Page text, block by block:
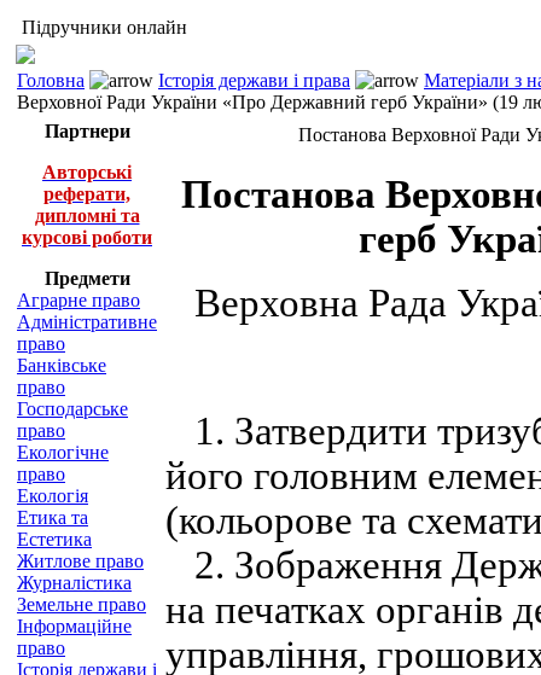
Підручники онлайн
Головна Історія держави і права
Матеріали з
Верховної Ради України «Про Державний герб України» (19
Партнери
Авторські
реферати,
дипломні та
курсові роботи
Предмети
Аграрне право
Адміністративне
право
Банківське
право
Господарське
право
Екологічне
право
Екологія
Етика та
Естетика
Житлове право
Журналістика
Земельне право
Інформаційне
право
Історія держави і
Постанова Верховної Ради
Постанова
герб
Верховна Рада
1. Затвердити
його головним
(кольорове та
2. Зображення
на печатках органів
управління,